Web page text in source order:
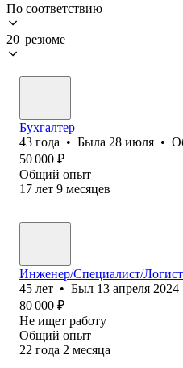
По соответствию
20 резюме
Бухгалтер
43 года • Была 28 июля •
50 000 ₽
Общий опыт
17 лет 9 месяцев
Инженер/Специалист/
45 лет • Был 13 апреля 2024
80 000 ₽
Не ищет работу
Общий опыт
22 года 2 месяца